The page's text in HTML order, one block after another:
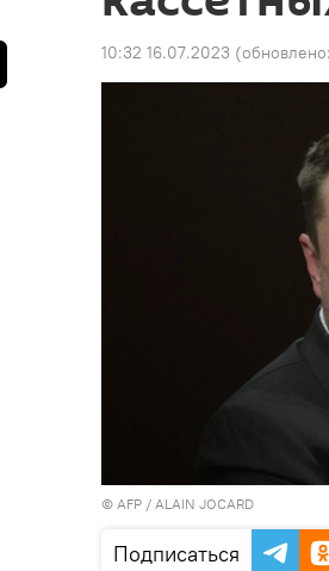
10:32 16.07.2023 (обновлено:
© AFP / ALAIN JOCARD
Подписаться